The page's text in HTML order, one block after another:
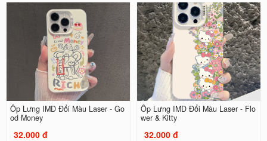
Ốp Lưng IMD Đổi Màu Laser - Go
od Money
32.000 đ
Ốp Lưng IMD Đổi Màu Laser - Flo
wer & Kitty
32.000 đ